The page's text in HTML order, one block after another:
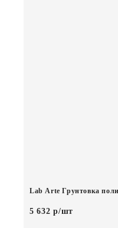
Lab Arte Грунтовка
5 632 р/шт